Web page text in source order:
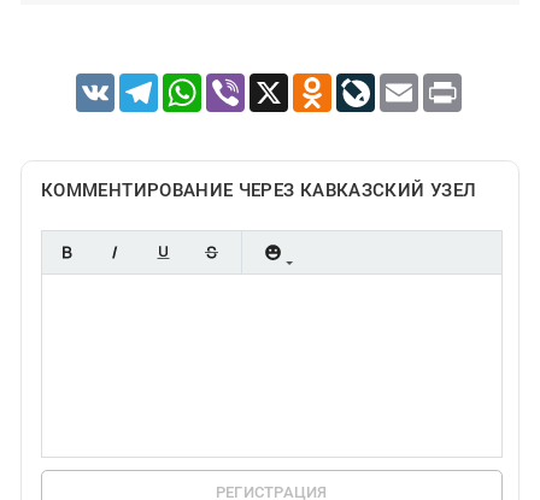
VK TelegramWhatsApp
Viber X Odnoklassniki
LiveJournal
Email Print
КОММЕНТИРОВАНИЕ ЧЕРЕЗ КАВКАЗСКИЙ УЗЕЛ
РЕГИСТРАЦИЯ